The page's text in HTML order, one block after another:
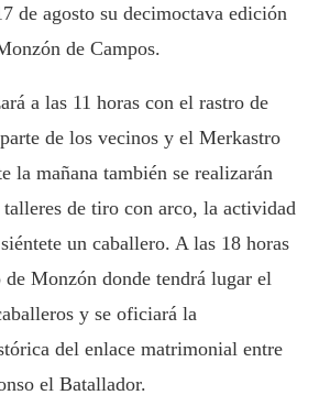
de agosto su decimoctava edición
de Campos.
a las 11 horas con el rastro de
de los vecinos y el Merkastro
la mañana también se realizarán
de tiro con arco, la actividad
un caballero. A las 18 horas
Monzón donde tendrá lugar el
y se oficiará la
del enlace matrimonial entre
el Batallador.